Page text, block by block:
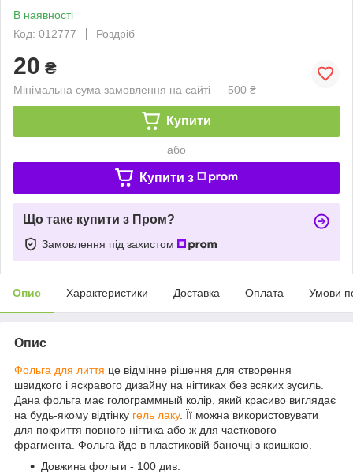
В наявності
Код: 012777
Роздріб
20 ₴
Мінімальна сума замовлення на сайті — 500 ₴
Купити
або
Купити з
Що таке купити з Пром?
Замовлення під захистом
Опис Характеристики Доставка Оплата Умови
Опис
Фольга для лиття це відмінне рішення для створення
швидкого і яскравого дизайну на нігтиках без всяких зусиль.
Дана фольга має голограммный колір, який красиво виглядає
на будь-якому відтінку гель лаку. Її можна використовувати
для покриття повного нігтика або ж для часткового
фрагмента. Фольга йде в пластиковій баночці з кришкою.
Довжина фольги - 100 див.